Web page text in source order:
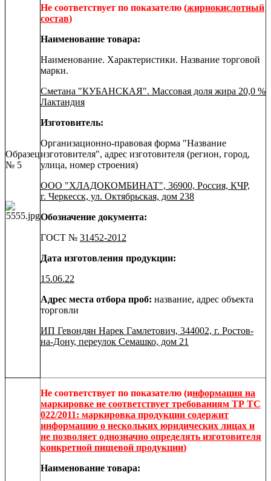
Образец
№ 5
Не соответствует по показателю (жирнокислотный
состав)
Наименование товара:
Наименование. Характеристики. Название торговой
марки.
Сметана "КУБАНСКАЯ". Массовая доля жира 20,0 %
Лактандия
Изготовитель:
Организационно-правовая форма "Название
изготовителя", адрес изготовителя (регион, город,
улица, номер строения)
ООО "ХЛАДОКОМБИНАТ", 36900, Россия, КЧР,
г. Черкесск, ул. Октябрьская, дом 238
Обозначение документа:
ГОСТ № 31452-2012
Дата изготовления продукции:
15.06.22
Адрес места отбора проб: название, адрес объекта
торговли
ИП Гевондян Нарек Гамлетович, 344002, г. Ростов-
на-Дону, переулок Семашко, дом 21
Не соответствует по показателю (информация на
маркировке не соответствует требованиям ТР ТС
022/2011: маркировка продукции содержит
информацию о нескольких юридических лицах и
не позволяет однозначно определять изготовителя
конкретной пищевой продукции)
Наименование товара: